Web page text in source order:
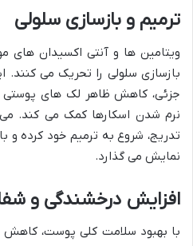
ترمیم و بازسازی سلولی
ویتامین ها و آنتی اکسیدان های
بازسازی سلولی را تحریک می
جزئی، کاهش ظاهر لک های پوستی
نرم شدن اسکارها کمک می کند.
تدریج، شروع به ترمیم خود کرده و
نمایش می گذارد.
افزایش درخشندگی و
با بهبود سلامت کلی پوست، کاهش